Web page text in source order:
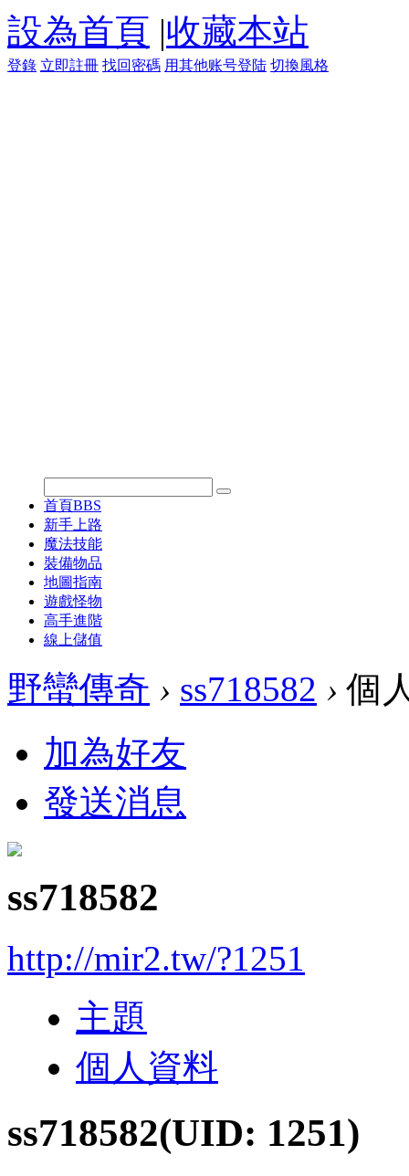
設為首頁 |收藏本站
登錄 立即註冊 找回密碼 用其他账号登陆 切換風格
首頁BBS
新手上路
魔法技能
裝備物品
地圖指南
遊戲怪物
高手進階
線上儲值
野蠻傳奇 › ss718582 › 個
加為好友
發送消息
ss718582
http://mir2.tw/?1251
主題
個人資料
ss718582(UID: 1251)